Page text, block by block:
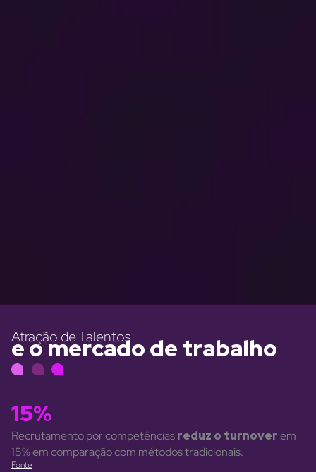
Atração de Talentos
e o mercado de trabalho
15%
Recrutamento por competênciasreduz o turnoverem
15% em comparação com métodos tradicionais.
Fonte